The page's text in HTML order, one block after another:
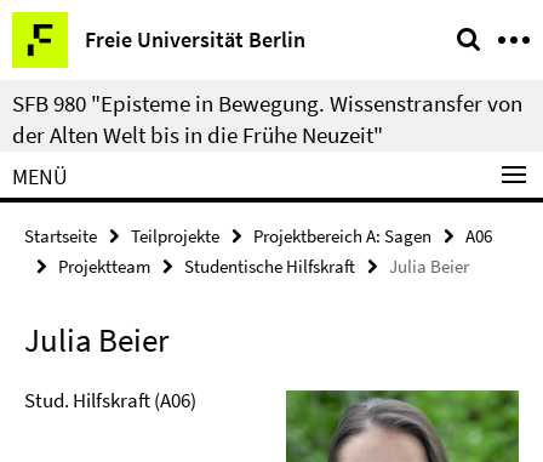
Springe
direkt
zu
Inhalt
Freie Universität Berlin
Service-
Navigation
SFB 980 "Episteme in Bewegung. Wissenstransfer von
der Alten Welt bis in die Frühe Neuzeit"
MENÜ
Startseite Teilprojekte Projektbereich A: Sagen
A06
Projektteam
Studentische Hilfskraft Julia Beier
Julia Beier
Stud. Hilfskraft (A06)